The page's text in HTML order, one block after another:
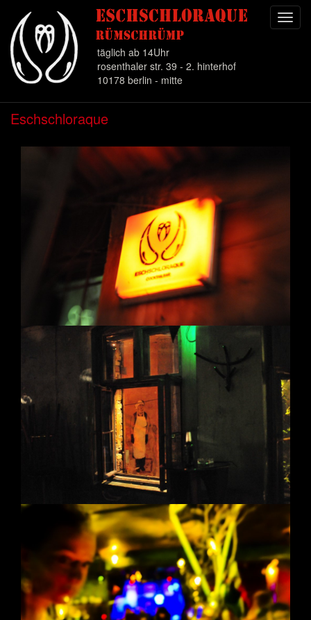
Direkt
zum
täglich ab 14Uhr
rosenthaler str. 39 - 2. hinterhof
10178 berlin - mitte
Eschschloraque